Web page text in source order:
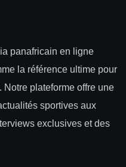
panafricain en ligne
la référence ultime pour
Notre plateforme offre une
sportives aux
exclusives et des